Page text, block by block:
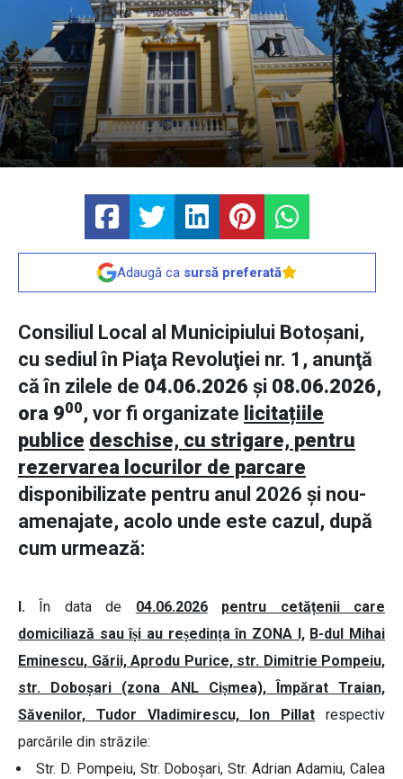
Adaugă ca sursă preferată
Consiliul Local al Municipiului Botoşani,
cu sediul în Piaţa Revoluţiei nr. 1, anunţă
că în zilele de 04.06.2026 și 08.06.2026,
ora 900, vor fi organizate licitațiile
publice deschise, cu strigare, pentru
rezervarea locurilor de parcare
disponibilizate pentru anul 2026 și nou-
amenajate, acolo unde este cazul, după
cum urmează:
I. În data de 04.06.2026
pentru cetățenii care
domiciliază sau îṣi au reṣedinṭa în ZONA I, B-dul Mihai
Eminescu, Gării, Aprodu Purice, str. Dimitrie Pompeiu,
str. Doboșari (zona ANL Ciṣmea), Împărat Traian,
Săvenilor, Tudor Vladimirescu, Ion Pillat respectiv
parcările din străzile:
Str. D. Pompeiu, Str. Doboșari, Str. Adrian Adamiu, Calea